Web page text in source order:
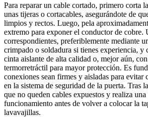
Para reparar un cable cortado, primero corta
unas tijeras o cortacables, asegurándote de
limpios y rectos. Luego, pela
extremo para exponer el conductor de cobre.
correspondientes, preferiblemente mediante
crimpado o soldadura si tienes experiencia, y
cinta aislante de alta calidad o, mejor aún,
termorretráctil para mayor protección. Es
conexiones sean firmes y aisladas para
en la sistema de seguridad de la puerta. Tras
que no queden cables expuestos y realiza una
funcionamiento antes de volver a colocar la
lavavajillas.